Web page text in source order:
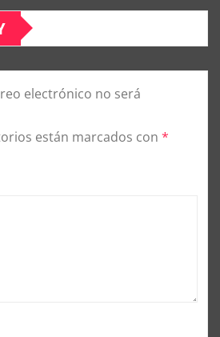
electrónico no será
están marcados con *